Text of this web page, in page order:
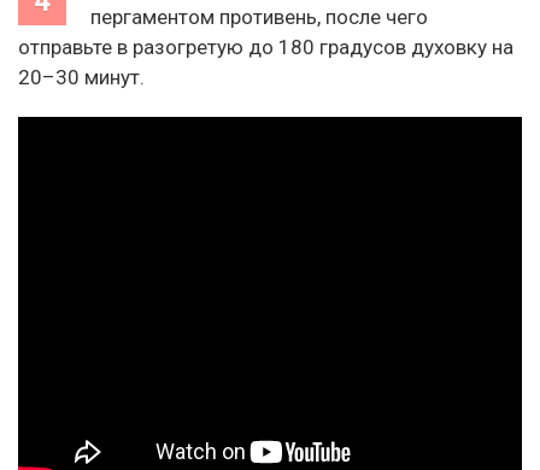
пергаментом противень, после чего
отправьте в разогретую до 180 градусов духовку на
20–30 минут.